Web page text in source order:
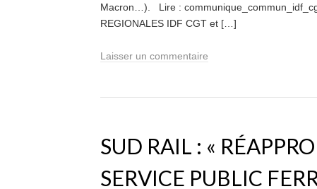
Macron…). Lire :
REGIONALES IDF CGT et […]
Laisser un commentaire
SUD RAIL : «
SERVICE PUBLIC